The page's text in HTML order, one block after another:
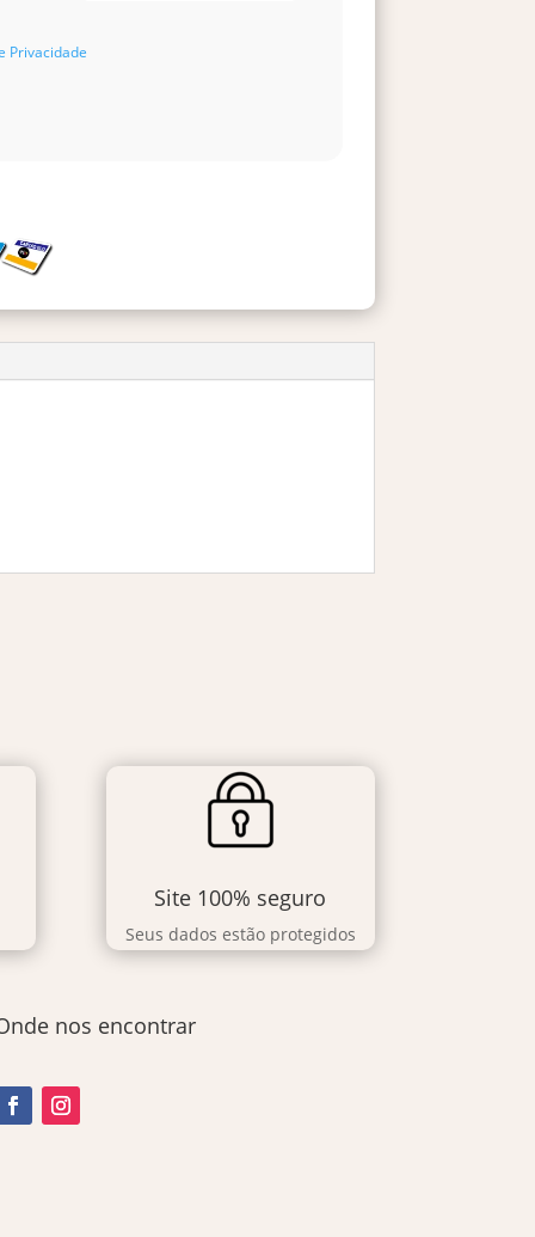
Privacidade
Site 100% seguro
Seus dados estão protegidos
nos encontrar